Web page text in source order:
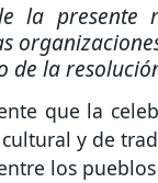
la presente
de la
que la
y de
los